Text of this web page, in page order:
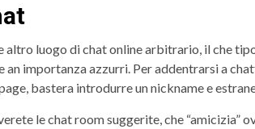
altro luogo di chat online arbitrario, il che
an importanza azzurri. Per addentrarsi a
bastera introdurre un nickname e
le chat room suggerite, che “amicizia”